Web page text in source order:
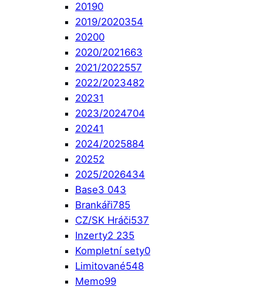
20190
2019/2020354
20200
2020/2021663
2021/2022557
2022/2023482
20231
2023/2024704
20241
2024/2025884
20252
2025/2026434
Base3 043
Brankáři785
CZ/SK Hráči537
Inzerty2 235
Kompletní sety0
Limitované548
Memo99